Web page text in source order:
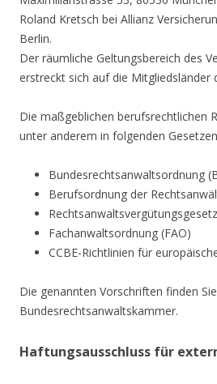
Roland Kretsch bei Allianz
Berlin.
Der räumliche Geltungsbereich des
erstreckt sich auf die Mitgliedsländer
Die maßgeblichen berufsrechtlichen
unter anderem in folgenden
Bundesrechtsanwaltsordnung
Berufsordnung der
Fachanwaltsordnung (FAO)
CCBE-Richtlinien für
Die genannten Vorschriften finden
Bundesrechtsanwaltskammer.
Haftungsausschluss für